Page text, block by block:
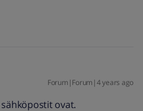
Forum|Forum|4 years ago
ovat.